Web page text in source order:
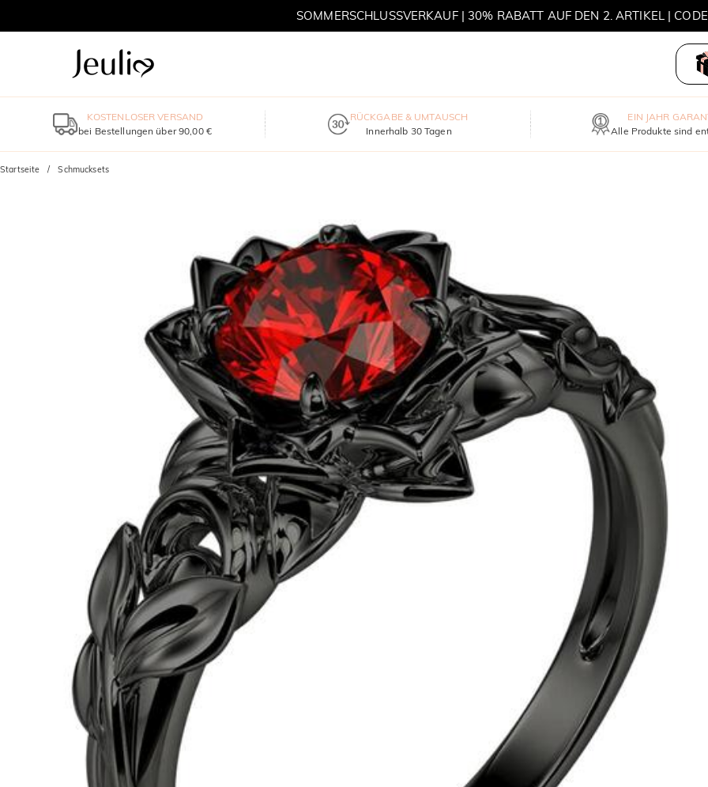
SOMMERSCHLUSSVERKAUF | 30% RABATT AUF DEN 2. ARTIKEL |
KOSTENLOSER VERSAND
bei Bestellungen über 90,00 €
RÜCKGABE & UMTAUSCH
Innerhalb 30 Tagen
EIN JAHR
Alle Produkte sind
Startseite Schmucksets